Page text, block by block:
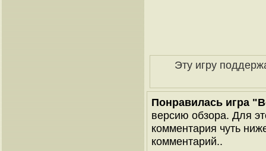
Эту игру
Понравилась игра
версию обзора. Для
комментария чуть
комментарий..